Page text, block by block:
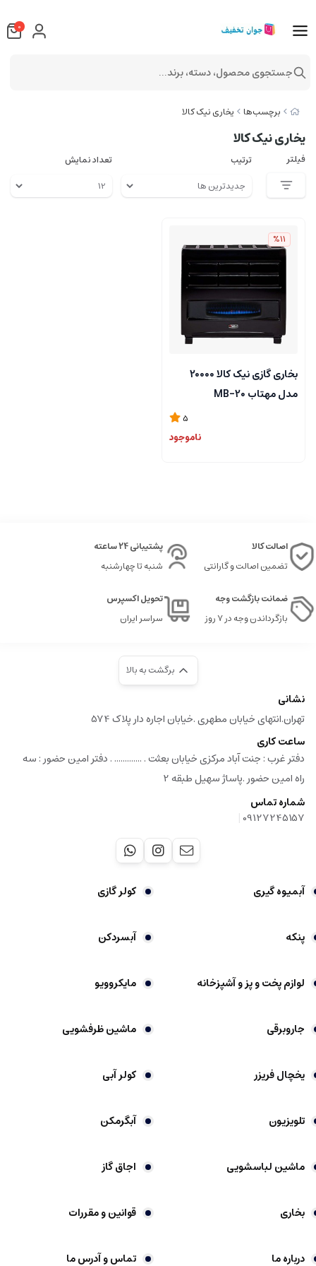
برچسب‌ها یخاری نیک کالا
یخاری نیک کالا
فیلتر ترتیب تعداد نمایش
%11
بخاری گازی نیک کالا 20000
مدل مهتاب MB-20
5
ناموجود
اصالت کالا
تضمین اصالت و گارانتی
پشتیبانی 24 ساعته
شنبه تا چهارشنبه
ضمانت بازگشت وجه
بازگرداندن وجه در ۷ روز
تحویل اکسپرس
سراسر ایران
برگشت به بالا
نشانی
تهران.انتهای خیابان مطهری .خیابان اجاره دار پلاک 574
ساعت کاری
دفتر غرب : جنت آباد مرکزی خیابان بعثت . ............. . دفتر امین حضور : سه
راه امین حضور .پاساژ سهیل طبقه 2
شماره تماس
09127245157
|
آبمیوه گیری کولر گازی
پنکه آبسردکن
لوازم پخت و پز و آشپزخانه مایکروویو
جاروبرقی ماشین ظرفشویی
یخچال فریزر کولر آبی
تلویزیون آبگرمکن
ماشین لباسشویی اجاق گاز
بخاری قوانین و مقررات
درباره ما تماس و آدرس ما
0
جستجوی محصول، دسته، برند...